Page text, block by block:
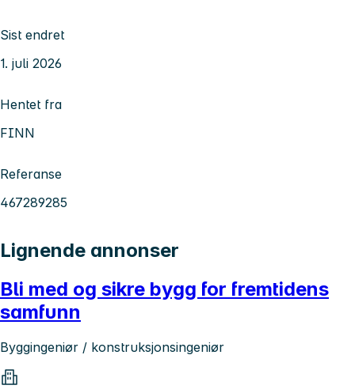
Sist endret
1. juli 2026
Hentet fra
FINN
Referanse
467289285
Lignende annonser
Bli med og sikre bygg for fremtidens
samfunn
Byggingeniør / konstruksjonsingeniør